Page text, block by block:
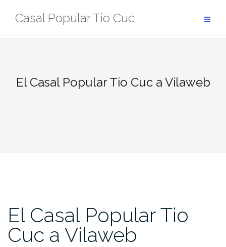
Casal Popular Tio Cuc
El Casal Popular Tio Cuc a Vilaweb
El Casal Popular Tio
Cuc a Vilaweb